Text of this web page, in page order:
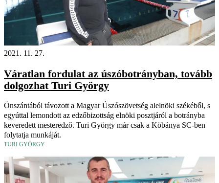
2021. 11. 27.
Váratlan fordulat az úszóbotrányban, tovább
dolgozhat Turi György
Önszántából távozott a Magyar Úszószövetség alelnöki székéből, s
egyúttal lemondott az edzőbizottság elnöki posztjáról a botrányba
keveredett mesteredző. Turi György már csak a Köbánya SC-ben
folytatja munkáját.
TURI GYÖRGY